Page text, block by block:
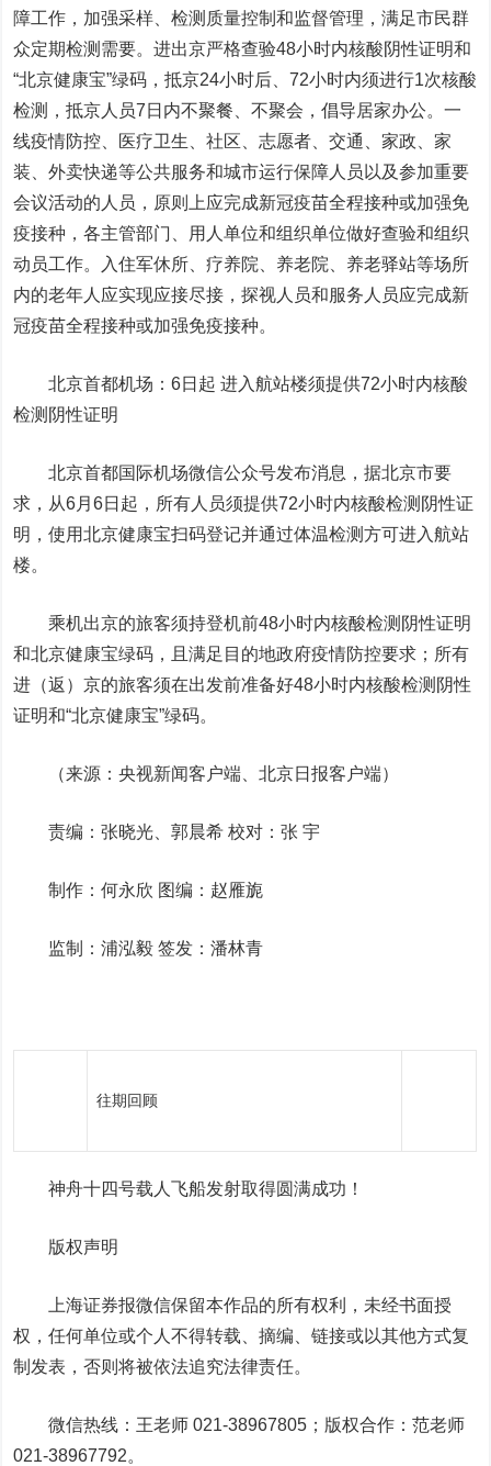
障工作，加强采样、检测质量控制和监督管理，满足市民群
众定期检测需要。进出京严格查验48小时内核酸阴性证明和
“北京健康宝”绿码，抵京24小时后、72小时内须进行1次核酸
检测，抵京人员7日内不聚餐、不聚会，倡导居家办公。一
线疫情防控、医疗卫生、社区、志愿者、交通、家政、家
装、外卖快递等公共服务和城市运行保障人员以及参加重要
会议活动的人员，原则上应完成新冠疫苗全程接种或加强免
疫接种，各主管部门、用人单位和组织单位做好查验和组织
动员工作。入住军休所、疗养院、养老院、养老驿站等场所
内的老年人应实现应接尽接，探视人员和服务人员应完成新
冠疫苗全程接种或加强免疫接种。
北京首都机场：6日起 进入航站楼须提供72小时内核酸
检测阴性证明
北京首都国际机场微信公众号发布消息，据北京市要
求，从6月6日起，所有人员须提供72小时内核酸检测阴性证
明，使用北京健康宝扫码登记并通过体温检测方可进入航站
楼。
乘机出京的旅客须持登机前48小时内核酸检测阴性证明
和北京健康宝绿码，且满足目的地政府疫情防控要求； 所有
进（返）京的旅客须在出发前准备好48小时内核酸检测阴性
证明和“北京健康宝”绿码。
（来源：央视新闻客户端、北京日报客户端）
责编：张晓光、郭晨希校对：张 宇
制作：何永欣 图编：赵雁旎
监制：浦泓毅 签发：潘林青
往期回顾
神舟十四号载人飞船发射取得圆满成功！
版权声明
上海证券报微信保留本作品的所有权利，未经书面授
权，任何单位或个人不得转载、摘编、链接或以其他方式复
制发表，否则将被依法追究法律责任。
微信热线：王老师 021-38967805；版权合作：范老师
021-38967792。